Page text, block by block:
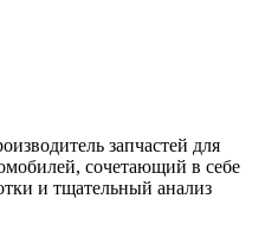
запчастей для
сочетающий в себе
и тщательный анализ